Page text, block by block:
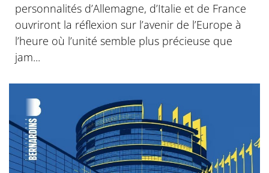
personnalités d’Allemagne, d’Italie et de France
ouvriront la réflexion sur l’avenir de l’Europe à
l’heure où l’unité semble plus précieuse que
jam...